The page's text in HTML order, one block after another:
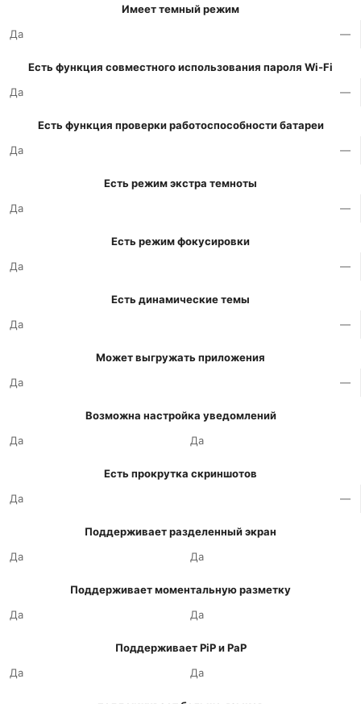
Имеет темный режим
Да
—
Есть функция совместного использования пароля Wi-Fi
Да
—
Есть функция проверки работоспособности батареи
Да
—
Есть режим экстра темноты
Да
—
Есть режим фокусировки
Да
—
Есть динамические темы
Да
—
Может выгружать приложения
Да
—
Возможна настройка уведомлений
Да
Да
Есть прокрутка скриншотов
Да
—
Поддерживает разделенный экран
Да
Да
Поддерживает моментальную разметку
Да
Да
Поддерживает PiP и PaP
Да
Да